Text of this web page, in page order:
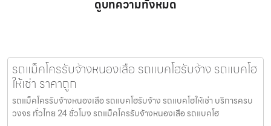
ดูบทความทั้งหมด
รถแม็คโครรับจ้างหนองเสือ รถแบคโฮรับจ้าง รถแบคโฮ
ให้เช่า ราคาถูก
รถแม็คโครรับจ้างหนองเสือ รถแบคโฮรับจ้าง รถแบคโฮให้เช่า บริการครบ
วงจร ทั่วไทย 24 ชั่วโมง รถแม็คโครรับจ้างหนองเสือ รถแบคโฮ